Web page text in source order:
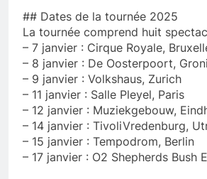
## Dates de la tournée 2025
La tournée comprend huit
– 7 janvier : Cirque Royale,
– 8 janvier : De Oosterpoort,
– 9 janvier : Volkshaus, Zurich
– 11 janvier : Salle Pleyel, Paris
– 12 janvier : Muziekgebouw,
– 14 janvier : TivoliVredenburg,
– 15 janvier : Tempodrom, Berlin
– 17 janvier : O2 Shepherds Bush